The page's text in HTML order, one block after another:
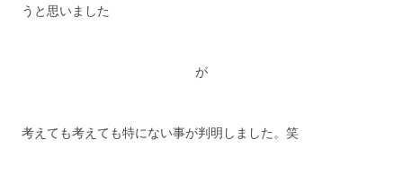
うと思いました
が
考えても考えても特にない事が判明しました。笑